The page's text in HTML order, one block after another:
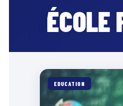
ÉCOLE
EDUCATION